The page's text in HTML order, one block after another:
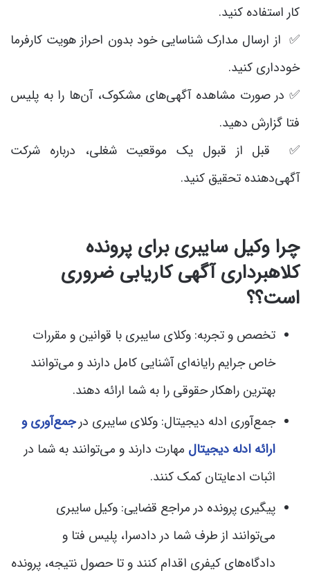
کار استفاده کنید.
✅ از ارسال مدارک شناسایی خود بدون احراز هویت کارفرما
خودداری کنید.
✅ در صورت مشاهده آگهی‌های مشکوک، آن‌ها را به پلیس
فتا گزارش دهید.
✅ قبل از قبول یک موقعیت شغلی، درباره شرکت
آگهی‌دهنده تحقیق کنید.
چرا وکیل سایبری برای پرونده
کلاهبرداری آگهی کاریابی ضروری
است؟؟
تخصص و تجربه: وکلای سایبری با قوانین و مقررات
خاص جرایم رایانه‌ای آشنایی کامل دارند و می‌توانند
بهترین راهکار حقوقی را به شما ارائه دهند.
جمع‌آوری ادله دیجیتال: وکلای سایبری درجمع‌آوری و
ارائه ادله دیجیتال مهارت دارند و می‌توانند به شما در
اثبات ادعایتان کمک کنند.
پیگیری پرونده در مراجع قضایی: وکیل سایبری
می‌توانند از طرف شما در دادسرا، پلیس فتا و
دادگاه‌های کیفری اقدام کنند و تا حصول نتیجه، پرونده